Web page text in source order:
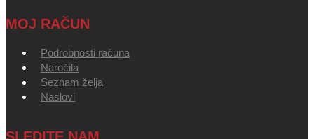
MOJ RAČUN
Podrobnosti računa
Naročila
Seznam želja
Naslovi